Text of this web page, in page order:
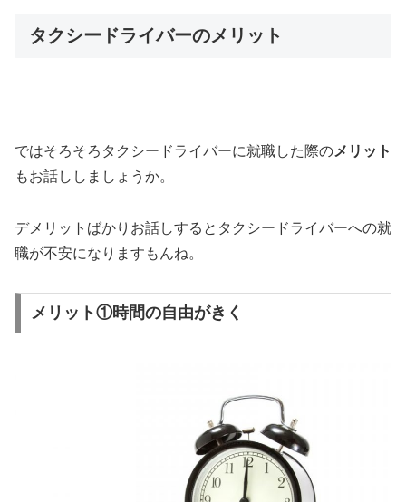
タクシードライバーのメリット
ではそろそろタクシードライバーに就職した際のメリット
もお話ししましょうか。
デメリットばかりお話しするとタクシードライバーへの就
職が不安になりますもんね。
メリット①時間の自由がきく